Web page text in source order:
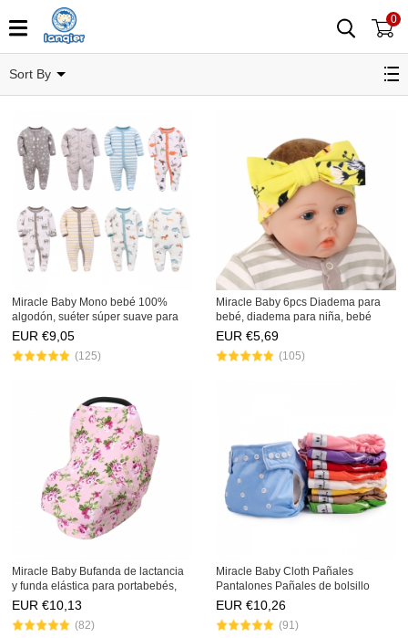
0
Sort By
Miracle Baby Mono bebé 100%
algodón, suéter súper suave para
todas las estaciones, pijama de
algodón para niños pequeños
EUR €9,05
(125)
Miracle Baby 6pcs Diadema para
bebé, diadema para niña, bebé
recién nacido
EUR €5,69
(105)
Miracle Baby Bufanda de lactancia
y funda elástica para portabebés,
Funda de algodón multiuso para
cochecito | Carro de compras | Silla
de bebé | Cest
EUR €10,13
(82)
Miracle Baby Cloth Pañales
Pantalones Pañales de bolsillo
reutilizables ajustables para ropa
interior impermeable para bebés
con un pañal de inserción
EUR €10,26
(91)